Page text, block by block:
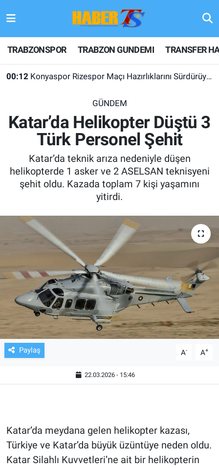
TRABZONSPOR TRABZON GUNDEMI TRANSFER
00:12 Konyaspor Rizespor Maçı Hazırlıklarını Sürdürüyor
GÜNDEM
Katar’da Helikopter Düştü 3
Türk Personel Şehit
Katar’da teknik arıza nedeniyle düşen
helikopterde 1 asker ve 2 ASELSAN teknisyeni
şehit oldu. Kazada toplam 7 kişi yaşamını
yitirdi.
Paylaş A- A+
22.03.2026 - 15:46
Katar’da meydana gelen helikopter kazası,
Türkiye ve Katar’da büyük üzüntüye neden oldu.
Katar Silahlı Kuvvetleri’ne ait bir helikopterin
TRABZONSPOR
TRABZON GUNDEMI
KULİS MEYDANI
1461 TRABZON
FUTBOL
TV VE SİNEMA
BASKETBOL
SAĞLIK
GENEL
KÜLTÜR SANAT
EKONOMİ
ÇEVRE
HABERDE İNSAN
Hava Durumu
Trafik Durumu
Son Dakika Haberleri
Haber Arşivi